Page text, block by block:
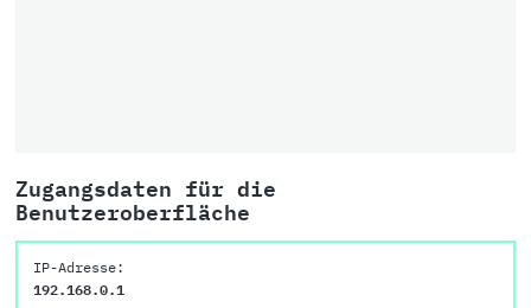
Zugangsdaten für die
Benutzeroberfläche
IP-Adresse:
192.168.0.1